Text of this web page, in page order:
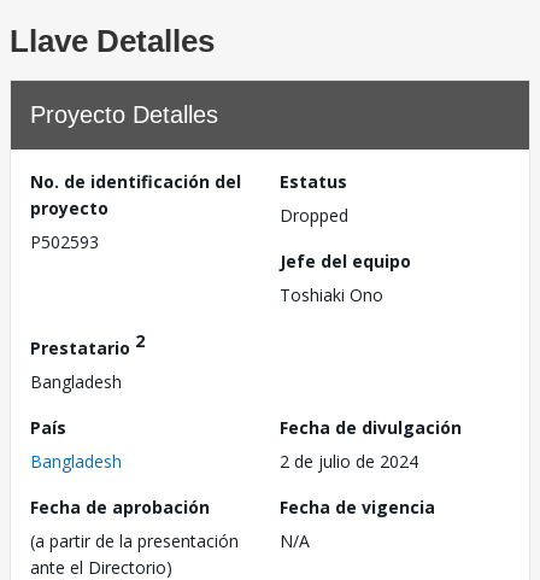
Llave Detalles
Proyecto Detalles
No. de identificación del
proyecto
P502593
Estatus
Dropped
Jefe del equipo
Toshiaki Ono
Prestatario 2
Bangladesh
País
Bangladesh
Fecha de divulgación
2 de julio de 2024
Fecha de aprobación
(a partir de la presentación
ante el Directorio)
Fecha de vigencia
N/A